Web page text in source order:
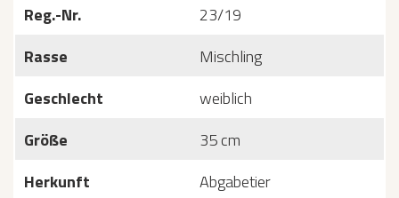
Reg.-Nr.
23/19
Rasse
Mischling
Geschlecht
weiblich
Größe
35 cm
Herkunft
Abgabetier